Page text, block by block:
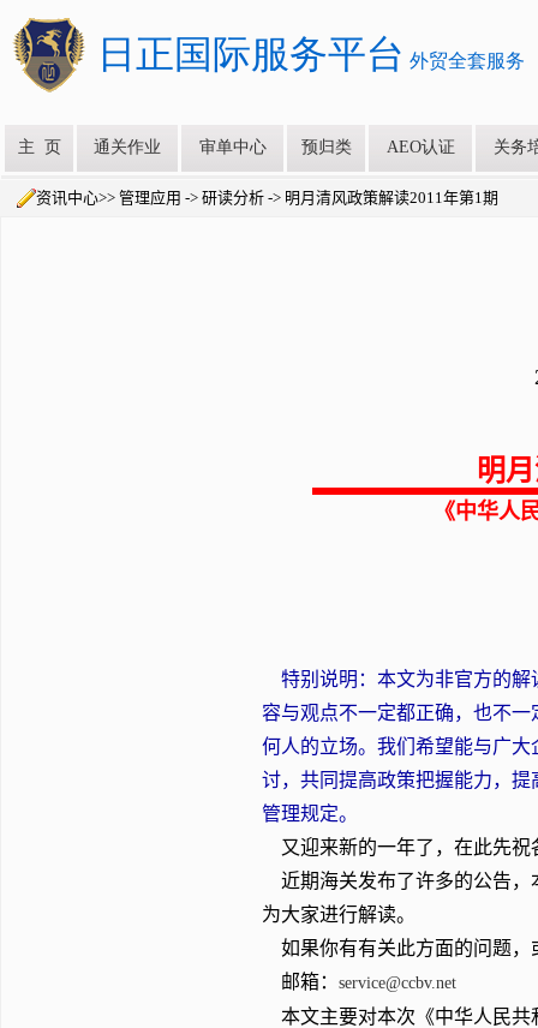
资讯中心>> 管理应用 -> 研读分析 -> 明月清风政策解读2011年第1期
明
《中华人
特别说明：本文为非官方的解
容与观点不一定都正确，也不
何人的立场。我们希望能与广
讨，共同提高政策把握能力，
管理规定。
又迎来新的一年了，在此先祝
近期海关发布了许多的公告，
为大家进行解读。
如果你有有关此方面的问题，
邮箱： service@ccbv.net
本文主要对本次《中华人民共